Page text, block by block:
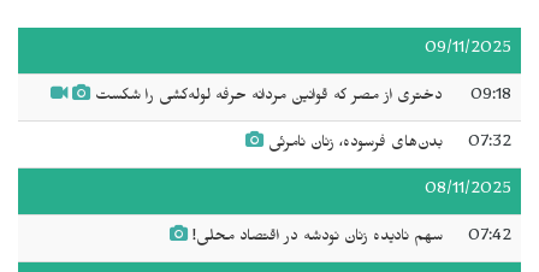
09/11/2025
09:18 دختری از مصر که قوانین مردانه حرفه لوله‌کشی را شکست
07:32 بدن‌های فرسوده، زنان نامرئی
08/11/2025
07:42 سهم نادیده زنان نودشه در اقتصاد محلی!